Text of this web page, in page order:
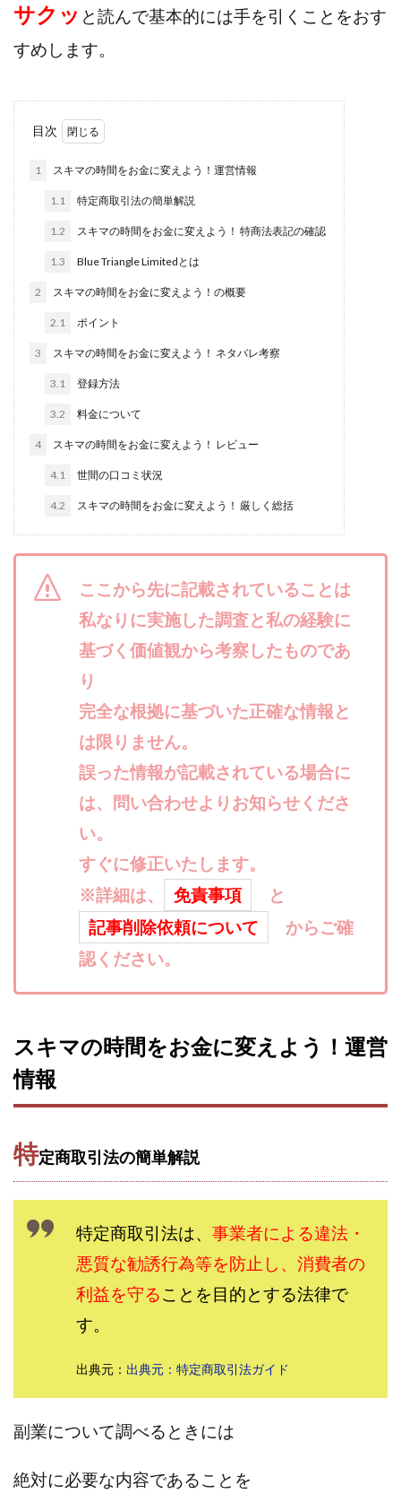
サクッ と読んで基本的には手を引くことをおす
すめします。
目次
1 スキマの時間をお金に変えよう！運営情報
1.1 特定商取引法の簡単解説
1.2 スキマの時間をお金に変えよう！ 特商法表記の確認
1.3 Blue Triangle Limitedとは
2 スキマの時間をお金に変えよう！の概要
2.1 ポイント
3 スキマの時間をお金に変えよう！ ネタバレ考察
3.1 登録方法
3.2 料金について
4 スキマの時間をお金に変えよう！ レビュー
4.1 世間の口コミ状況
4.2 スキマの時間をお金に変えよう！ 厳しく総括
ここから先に記載されていることは
私なりに実施した調査と私の経験に
基づく価値観から考察したものであ
り
完全な根拠に基づいた正確な情報と
は限りません。
誤った情報が記載されている場合に
は、問い合わせよりお知らせくださ
い。
すぐに修正いたします。
※詳細は、
免責事項
と
記事削除依頼について
からご確
認ください。
スキマの時間をお金に変えよう！運営
情報
特定商取引法の簡単解説
特定商取引法は、 事業者による違法・
悪質な勧誘行為等を防止し、消費者の
利益を守ることを目的とする法律で
す。
出典元： 出典元：特定商取引法ガイド
副業について調べるときには
絶対に必要な内容であることを
大原哲男
大島眞理子 大島領介
大川智宏
坂本よしたか
天照(アマテラス)プロジェクト
天野 照章
奥野雄二
宇佐美恵那
合同会社アドバンス
合同会社クラウドジャパン
合同会社サバイバルグランピング
合同会社シームレス
合同会社センス
合同会社チルダワーク
合同会社ナチュ
合同会社ネクストイノベーション
合同会社リバーシブル
合同会社リュウシン
合同会社リンク
山本拓弥(チョゴリ)
岡村貴弘
岡田芳弘 島田隆則
嵯峨翔太郎
川原 充将
川口 真子 川端 健太
山崎友也
市川彩子
布施春輝 平野千春
後藤健二
必勝プロジェクト無双
志賀恭介
成田賢治
山崎隆
山岸祐介 宮光勇次
小川ゆうり
宮地乙十葉
寺澤英明
将軍
小林 実
山口英樹
小林よしのり
小林雄樹
小森みずき
小泉一浩
少額資金で激安不動産投資
尾崎圭司
山中祐希
山之内リアルエステート株式会社
株式会社STAGE
株式会社STS
自分の選んだ写真が収益に!!
稲川博紀
空いた時間で高齢者でも稼げる
競馬でカンタン副業 運営事務局
竹井佑介
竹原芳美
竹田茉生
米澤 蓮
織田慶
臼井穂乃果
秒速のFX スキャルマジック
落合琢哉
葉月らな 藏野 雄哉
藤原飛鳥
秋葉 卓也
藤田 陸 畑岡宏光
田中
田中武志
田中絵美
町田 信義
白川さやか 福林みずき
益井雅
石井泰裕
石塚 憲史 石山 昌志
石川聡彦
確定申告
神威(KAMUI) 藤沢琴音
西勇輝
王 義虎
高橋 秀明 革命毎日3万円!
須藤一寿
風間けいご
高橋優作
長谷川博 高橋優里
高橋悟
高橋拓真
高橋良彰 高橋菜々美
髙野丈
鬼塚尚仁
黒田勉
齊藤大地 阿部 亮平